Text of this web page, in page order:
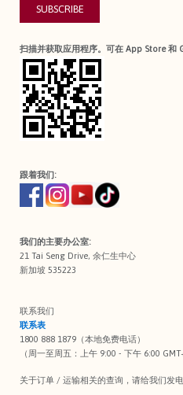
SUBSCRIBE
扫描并获取应用程序。可在 App Store 和
跟着我们:
我们的主要办公室:
21 Tai Seng Drive, 余仁生中心
新加坡 535223
联系我们
联系表
1800 888 1879（本地免费电话）
（周一至周五：上午 9:00 - 下午 6:00
关于订单 / 运输相关的查询，请给我们发